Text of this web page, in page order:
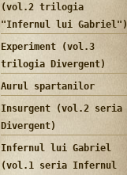
(vol.2 trilogia
"Infernul lui Gabriel")
Experiment (vol.3
trilogia Divergent)
Aurul spartanilor
Insurgent (vol.2 seria
Divergent)
Infernul lui Gabriel
(vol.1 seria Infernul